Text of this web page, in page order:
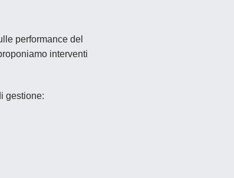
performance del
interventi
gestione: